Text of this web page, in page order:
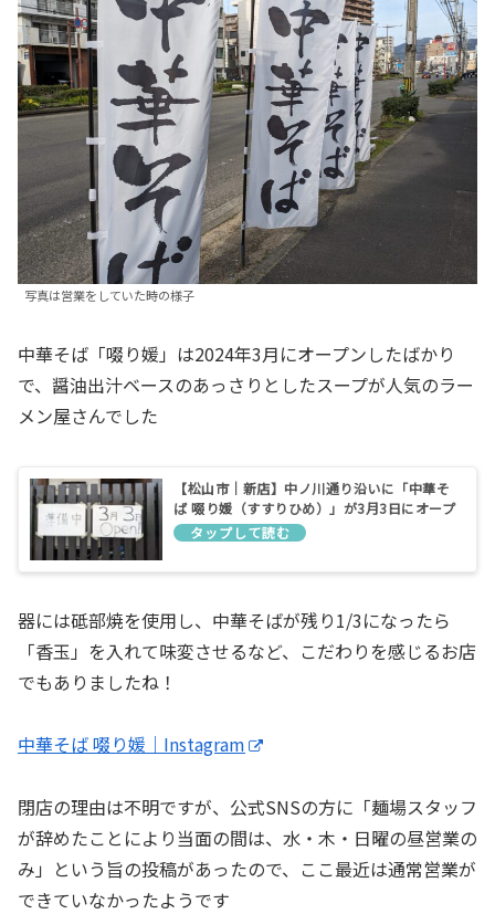
写真は営業をしていた時の様子
中華そば「啜り媛」は2024年3月にオープンしたばかり
で、醤油出汁ベースのあっさりとしたスープが人気のラー
メン屋さんでした
【松山市｜新店】中ノ川通り沿いに「中華そ
ば 啜り媛（すすりひめ）」が3月3日にオープ
ン予定です！
器には砥部焼を使用し、中華そばが残り1/3になったら
「香玉」を入れて味変させるなど、こだわりを感じるお店
でもありましたね！
中華そば 啜り媛｜Instagram
閉店の理由は不明ですが、公式SNSの方に「麺場スタッフ
が辞めたことにより当面の間は、水・木・日曜の昼営業の
み」という旨の投稿があったので、ここ最近は通常営業が
できていなかったようです